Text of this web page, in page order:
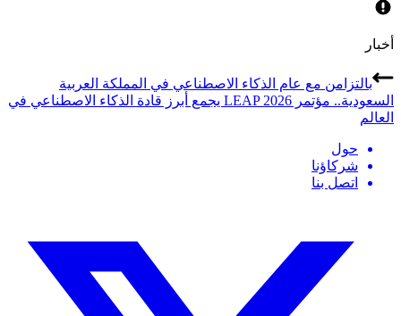
أخبار
بالتزامن مع عام الذكاء الاصطناعي في المملكة العربية
السعودية.. مؤتمر LEAP 2026 يجمع أبرز قادة الذكاء الاصطناعي في
العالم
حول
شركاؤنا
اتصل بنا